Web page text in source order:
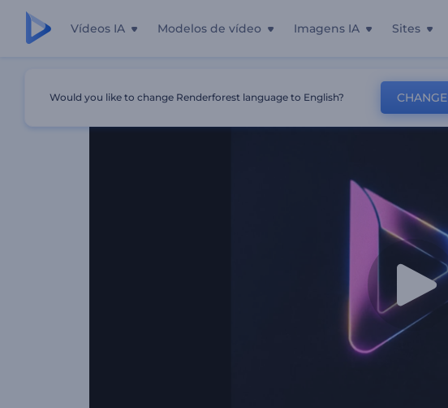
Vídeos IA Modelos de vídeo Imagens IA Sites
Would you like to change Renderforest language to English? CHANGE